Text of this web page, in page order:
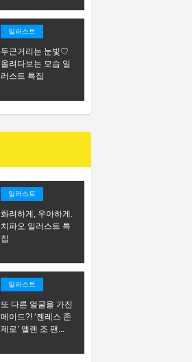
일러스트
두근거리는 눈빛♡
올려다보는 모습 일
러스트 특집
일러스트
화려하게, 우아하게.
치파오 일러스트 특
집
일러스트
또 다른 얼굴을 가진
메이드?! ‘젠레스 존
제로’ 엘렌 조 팬...